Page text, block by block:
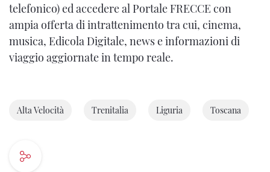
telefonico) ed accedere al Portale FRECCE con
ampia offerta di intrattenimento tra cui, cinema,
musica, Edicola Digitale, news e informazioni di
viaggio aggiornate in tempo reale.
Alta Velocità Trenitalia Liguria Toscana